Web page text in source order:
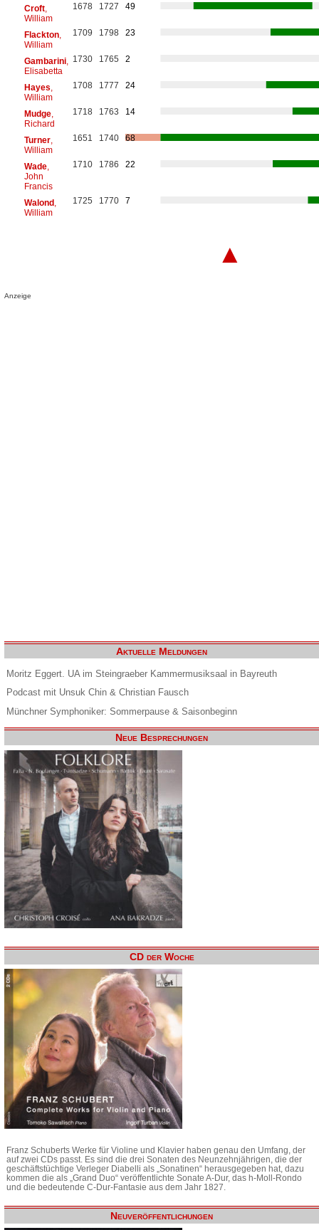
Croft,
William
1678 1727 49
Flackton,
William
1709 1798 23
Gambarini,
Elisabetta
1730 1765 2
Hayes
William
1708 1777 24
Mudge,
Richard
1718 1763 14
Turner,
William
1651 1740 68
Wade,
John
Francis
1710 1786 22
Walond,
William
1725 1770 7
▲
Anzeige
Aktuelle Meldungen
Moritz Eggert. UA im Steingraeber Kammermusiksaal in Bayreuth
Podcast mit Unsuk Chin & Christian Fausch
Münchner Symphoniker: Sommerpause & Saisonbeginn
Neue Besprechungen
CD der Woche
Franz Schuberts Werke für Violine und Klavier haben genau den Umfang, der
auf zwei CDs passt. Es sind die drei Sonaten des Neunzehnjährigen, die der
geschäftstüchtige Verleger Diabelli als „Sonatinen“ herausgegeben hat, dazu
kommen die als „Grand Duo“ veröffentlichte Sonate A-Dur, das h-Moll-Rondo
und die bedeutende C-Dur-Fantasie aus dem Jahr 1827.
Neuveröffentlichungen